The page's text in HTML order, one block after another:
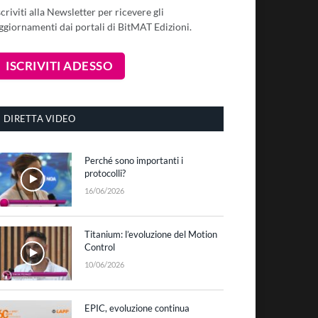
alla Newsletter per ricevere gli
dai portali di BitMAT Edizioni.
DIRETTA VIDEO
Perché sono importanti i
protocolli?
16/06/2026
Titanium: l’evoluzione del Motion
Control
10/06/2026
EPIC, evoluzione continua